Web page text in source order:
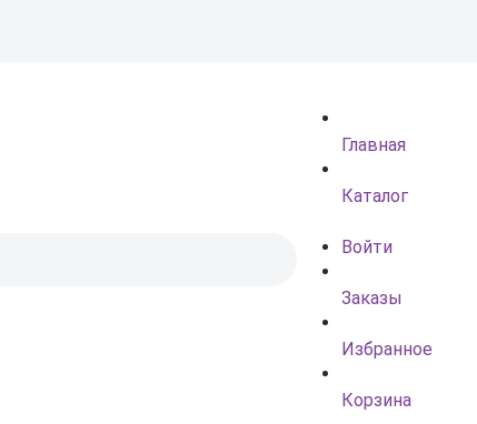
Главная
Каталог
Войти
Заказы
Избранное
Корзина